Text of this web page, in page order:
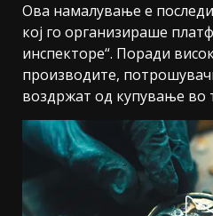
Ова намалување е
кој го организираше
инспекторе“. Поради
производите,
воздржат од купување во